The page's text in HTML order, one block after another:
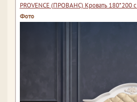
PROVENCE (ПРОВАНС) Кровать 180*200